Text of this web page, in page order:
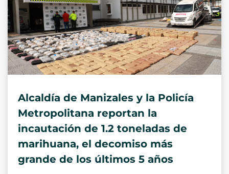
Alcaldía de Manizales y la Policía
Metropolitana reportan la
incautación de 1.2 toneladas de
marihuana, el decomiso más
grande de los últimos 5 años